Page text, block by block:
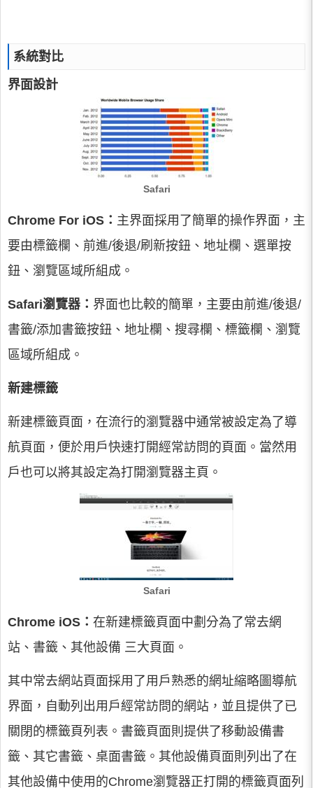
系統對比
界面設計
Safari
Chrome For iOS： 主界面採用了簡單的操作界面，主
要由標籤欄、前進/後退/刷新按鈕、地址欄、選單按
鈕、瀏覽區域所組成。
Safari瀏覽器： 界面也比較的簡單，主要由前進/後退/
書籤/添加書籤按鈕、地址欄、搜尋欄、標籤欄、瀏覽
區域所組成。
新建標籤
新建標籤頁面，在流行的瀏覽器中通常被設定為了導
航頁面，便於用戶快速打開經常訪問的頁面。當然用
戶也可以將其設定為打開瀏覽器主頁。
Safari
Chrome iOS： 在新建標籤頁面中劃分為了常去網
站、書籤、其他設備 三大頁面。
其中常去網站頁面採用了用戶熟悉的網址縮略圖導航
界面，自動列出用戶經常訪問的網站，並且提供了已
關閉的標籤頁列表。書籤頁面則提供了移動設備書
籤、其它書籤、桌面書籤。其他設備頁面則列出了在
其他設備中使用的Chrome瀏覽器正打開的標籤頁面列